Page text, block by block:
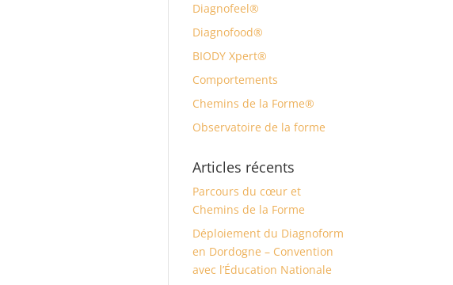
Diagnofeel®
Diagnofood®
BIODY Xpert®
Comportements
Chemins de la Forme®
Observatoire de la forme
Articles récents
Parcours du cœur et
Chemins de la Forme
Déploiement du Diagnoform
en Dordogne – Convention
avec l’Éducation Nationale